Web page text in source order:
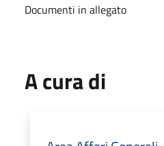
Documenti in allegato
A cura di